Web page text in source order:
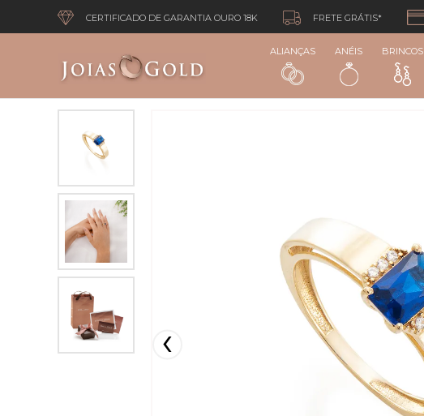
CERTIFICADO DE GARANTIA OURO 18K FRETE GRÁTIS*
ALIANÇAS ANÉIS BRINCOS